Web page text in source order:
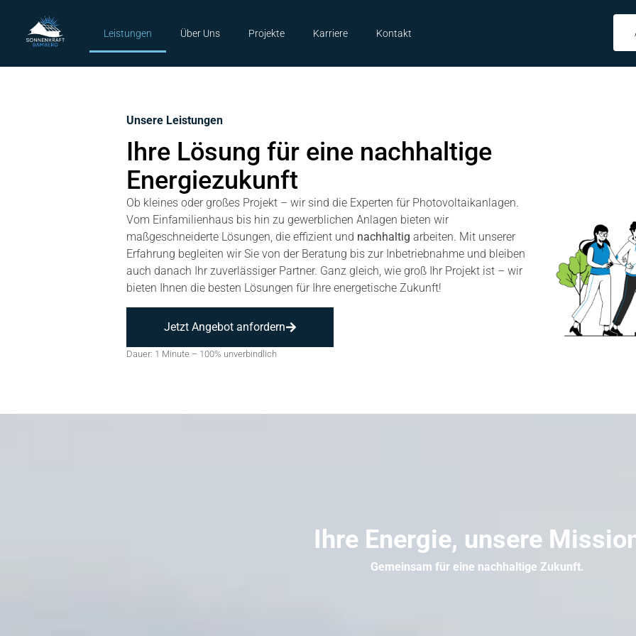
Leistungen Über Uns Projekte Karriere Kontakt
Unsere Leistungen
Ihre Lösung für eine nachhaltige
Energiezukunft
Ob kleines oder großes Projekt – wir sind die Experten für Photovoltaikanlagen.
Vom Einfamilienhaus bis hin zu gewerblichen Anlagen bieten wir
maßgeschneiderte Lösungen, die effizient und nachhaltig arbeiten. Mit unserer
Erfahrung begleiten wir Sie von der Beratung bis zur Inbetriebnahme und bleiben
auch danach Ihr zuverlässiger Partner. Ganz gleich, wie groß Ihr Projekt ist – wir
bieten Ihnen die besten Lösungen für Ihre energetische Zukunft!
Jetzt Angebot anfordern
Dauer: 1 Minute – 100% unverbindlich
Ihre Energie, unsere
Gemeinsam für eine nachhaltige Zukunft.